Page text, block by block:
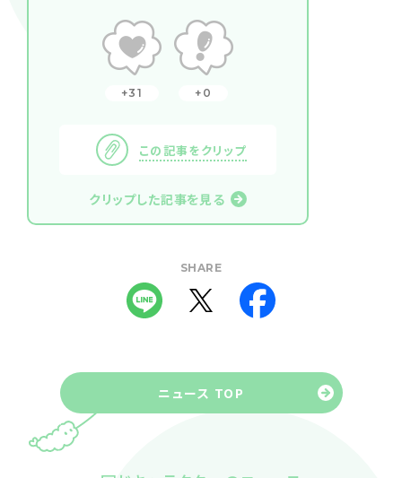
31 0
この記事をクリップ
クリップした記事を見る
SHARE
ニュース TOP